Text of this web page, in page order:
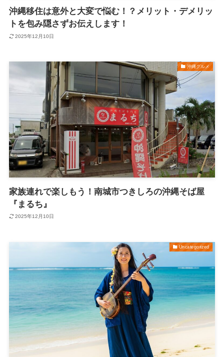
沖縄移住は意外と大変で悩む！？メリット・デメリッ
トを包み隠さずお伝えします！
2025年12月10日
沖縄グルメ
家族連れで楽しもう！南城市つきしろの沖縄そば屋
『まるち』
2025年12月10日
Uncategorized